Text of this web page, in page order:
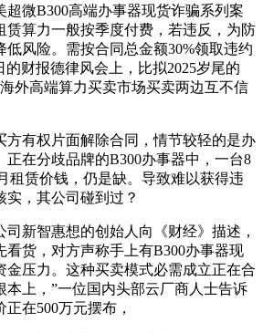
超微B300高端办事器现货诈骗系列案
赁算力一般按季度付费，若违反，为防
低风险。需按合同总金额30%领取违约
的财报德律风会上，比拟2025岁尾的
外高端算力买卖市场买卖两边互不信
有权片面解除合同，情节较轻的是办
正在分歧品牌的B300办事器中，一台8
租赁价钱，仍是缺。导致难以获得违
，其公司碰到过？
智惠想的创始人向《财经》描述，
看货，对方声称手上有B300办事器现
金压力。这种买卖模式必需成立正在合
本上，”一位国内头部云厂商人士告诉
在500万元摆布，